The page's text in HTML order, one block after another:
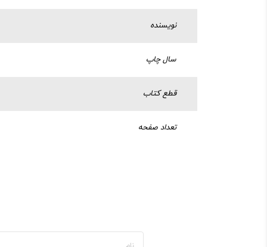
نویسنده
سال چاپ
قطع کتاب
تعداد صفحه